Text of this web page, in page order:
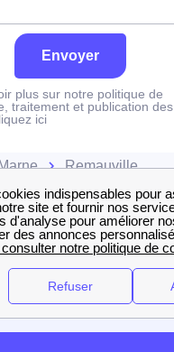
Envoyer
plus sur notre politique de
traitement et publication des
ici
Remauville